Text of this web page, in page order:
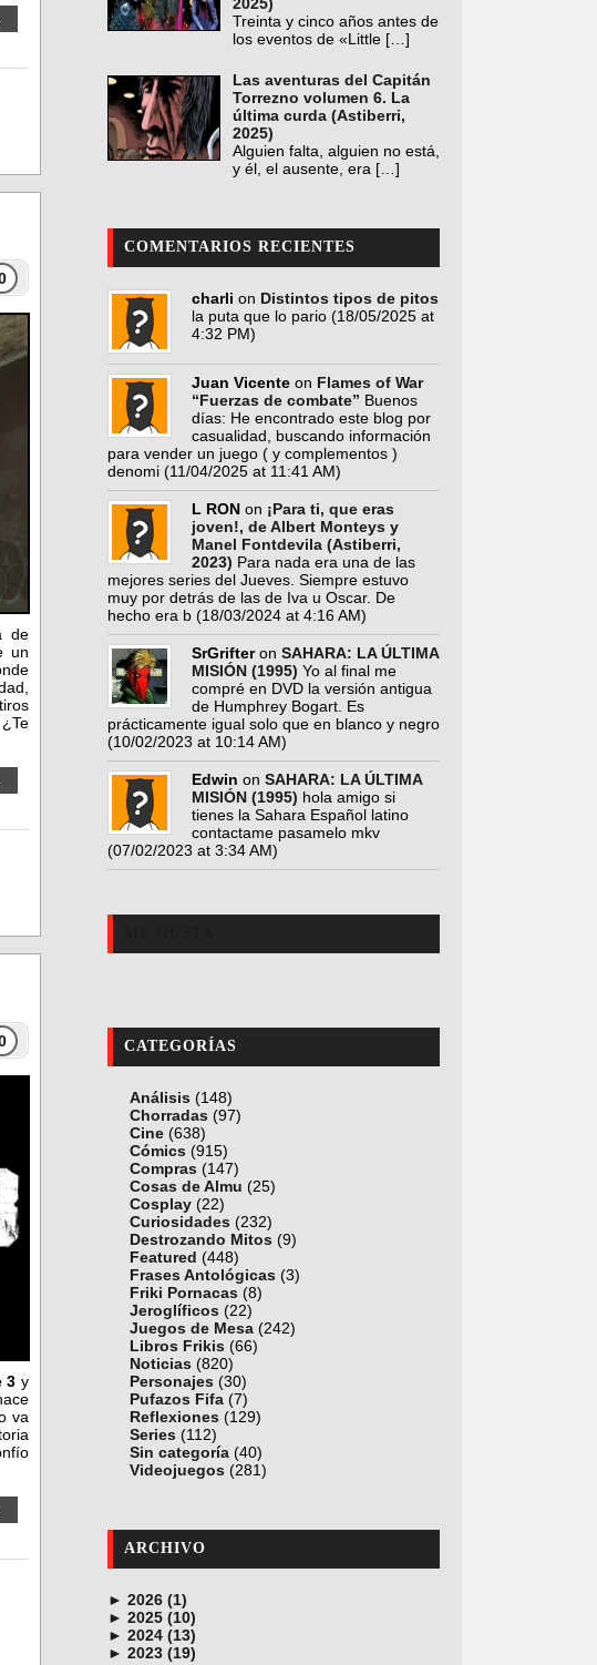
de
un
3 y
va
2025)
Treinta y cinco años antes de
los eventos de «Little […]
Las aventuras del Capitán
Torrezno volumen 6. La
última curda (Astiberri,
2025)
Alguien falta, alguien no está,
y él, el ausente, era […]
COMENTARIOS RECIENTES
charli on Distintos tipos de pitos
la puta que lo pario (18/05/2025 at
4:32 PM)
Juan Vicente on Flames of War
“Fuerzas de combate” Buenos
días: He encontrado este blog por
casualidad, buscando información
para vender un juego ( y complementos )
denomi (11/04/2025 at 11:41 AM)
L RON on ¡Para ti, que eras
joven!, de Albert Monteys y
Manel Fontdevila (Astiberri,
2023) Para nada era una de las
mejores series del Jueves. Siempre estuvo
muy por detrás de las de Iva u Oscar. De
hecho era b (18/03/2024 at 4:16 AM)
SrGrifteron SAHARA: LA ÚLTIMA
MISIÓN (1995) Yo al final me
compré en DVD la versión antigua
de Humphrey Bogart. Es
prácticamente igual solo que en blanco y negro
(10/02/2023 at 10:14 AM)
Edwin on SAHARA: LA ÚLTIMA
MISIÓN (1995) hola amigo si
tienes la Sahara Español latino
contactame pasamelo mkv
(07/02/2023 at 3:34 AM)
CATEGORÍAS
Análisis (148)
Chorradas (97)
Cine (638)
Cómics (915)
Compras (147)
Cosas de Almu (25)
Cosplay (22)
Curiosidades (232)
Destrozando Mitos (9)
Featured (448)
Frases Antológicas (3)
Friki Pornacas (8)
Jeroglíficos (22)
Juegos de Mesa (242)
Libros Frikis (66)
Noticias (820)
Personajes (30)
Pufazos Fifa (7)
Reflexiones (129)
Series (112)
Sin categoría (40)
Videojuegos (281)
ARCHIVO
► 2026 (1)
junio (1)
► 2025 (10)
noviembre (1)
octubre (1)
► 2024 (13)
diciembre (4)
► 2023 (19)